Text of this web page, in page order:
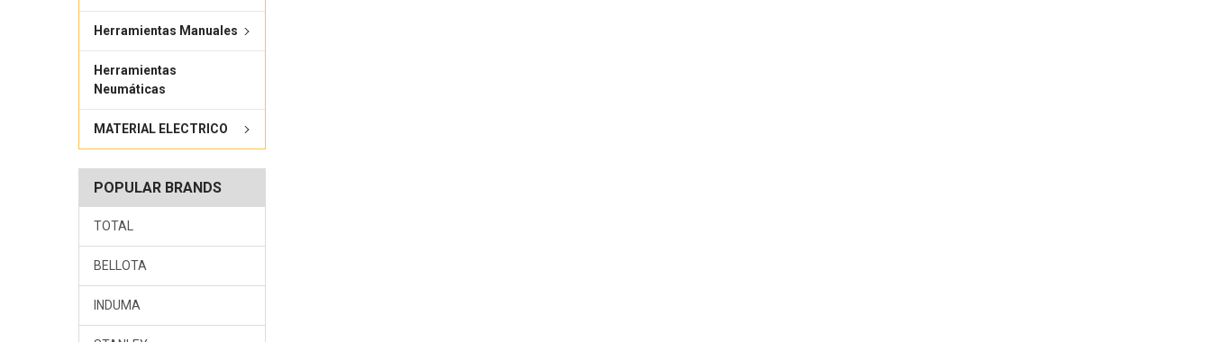
Herramientas Manuales
Herramientas
Neumáticas
MATERIAL ELECTRICO
POPULAR BRANDS
TOTAL
BELLOTA
INDUMA